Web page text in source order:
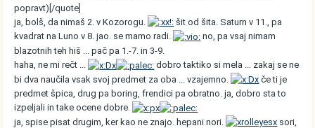
popravt)[/quote]
ja, bolš, da nimaš 2. v Kozorogu.
šit od šita. Saturn v 11., pa
kvadrat na Luno v 8. jao. se mamo radi.
no, pa vsaj nimam
blazotnih teh hiš ... pač pa 1.-7. in 3-9.
haha, ne mi rečt ...
dobro taktiko si mela ... zakaj se ne
bi dva naučila vsak svoj predmet za oba ... vzajemno.
če ti je
predmet špica, drug pa boring, frendici pa obratno. ja, dobro sta to
izpeljali in take ocene dobre.
ja, spise pisat drugim, ker kao ne znajo. hepani nori.
sori,